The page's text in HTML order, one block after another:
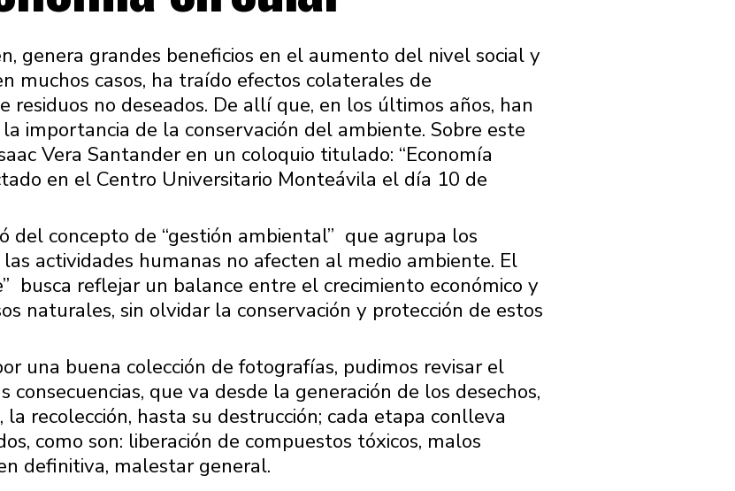
genera grandes beneficios en el aumento del nivel social y
muchos casos, ha traído efectos colaterales de
residuos no deseados. De allí que, en los últimos años, han
importancia de la conservación del ambiente. Sobre este
Vera Santander en un coloquio titulado: “Economía
en el Centro Universitario Monteávila el día 10 de
del concepto de “gestión ambiental” 󠀠 que agrupa los
actividades humanas no afecten al medio ambiente. El
busca reflejar un balance entre el crecimiento económico y
naturales, sin olvidar la conservación y protección de estos
una buena colección de fotografías, pudimos revisar el
consecuencias, que va desde la generación de los desechos,
recolección, hasta su destrucción; cada etapa conlleva
como son: liberación de compuestos tóxicos, malos
definitiva, malestar general.